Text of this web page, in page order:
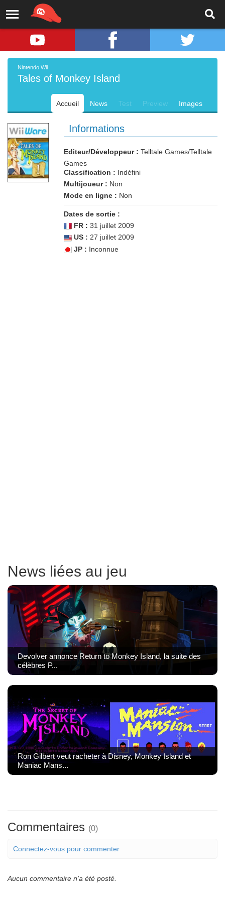
Nintendo Wii
Tales of Monkey Island
Accueil News Test Preview Images
Informations
Editeur/Développeur : Telltale Games/Telltale
Games
Classification : Indéfini
Multijoueur : Non
Mode en ligne : Non
Dates de sortie :
FR : 31 juillet 2009
US : 27 juillet 2009
JP : Inconnue
News liées au jeu
Devolver annonce Return to Monkey Island, la suite des
célèbres P...
Ron Gilbert veut racheter à Disney, Monkey Island et
Maniac Mans...
Commentaires (0)
Connectez-vous pour commenter
Aucun commentaire n'a été posté.